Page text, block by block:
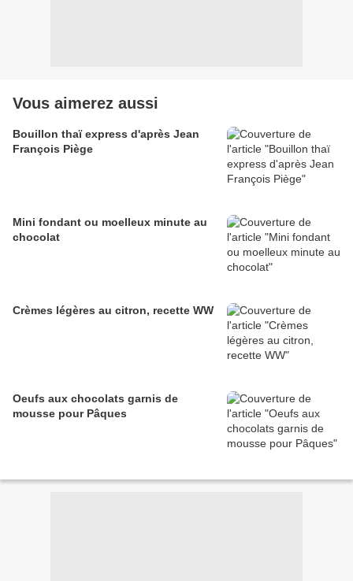
Vous aimerez aussi
Bouillon thaï express d'après Jean
François Piège
Mini fondant ou moelleux minute au
chocolat
Crèmes légères au citron, recette WW
Oeufs aux chocolats garnis de
mousse pour Pâques